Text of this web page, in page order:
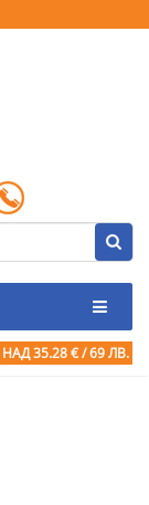
НАД 35.28 € / 69 ЛВ.